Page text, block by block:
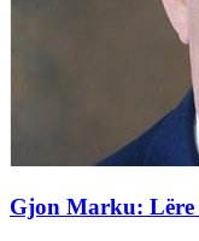
Gjon Marku: Lëre